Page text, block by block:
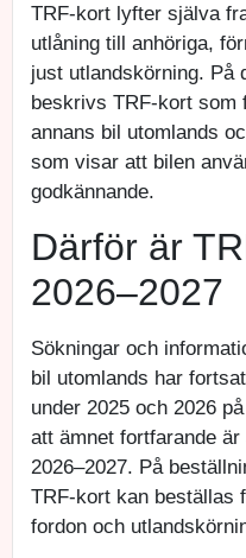
TRF-kort lyfter själva
utlåning till anhöriga,
just utlandskörning. På
beskrivs TRF-kort som
annans bil utomlands
som visar att bilen
godkännande.
Därför är
2026–2027
Sökningar och
bil utomlands har
under 2025 och 2026
att ämnet fortfarande
2026–2027. På
TRF-kort kan beställas
fordon och